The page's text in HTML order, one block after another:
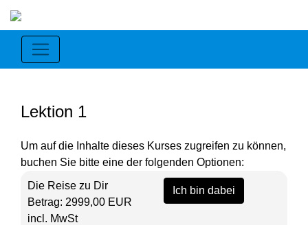
Lektion 1
Um auf die Inhalte dieses Kurses zugreifen zu können,
buchen Sie bitte eine der folgenden Optionen:
Die Reise zu Dir
Betrag: 2999,00 EUR
incl. MwSt
Ich bin dabei